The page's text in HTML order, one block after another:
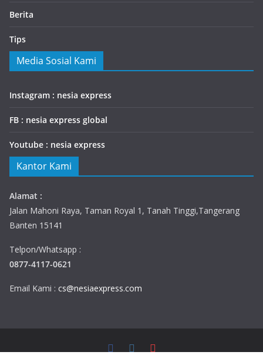
Berita
Tips
Media Sosial Kami
Instagram : nesia express
FB : nesia express global
Youtube : nesia express
Kantor Kami
Alamat :
Jalan Mahoni Raya, Taman Royal 1, Tanah Tinggi,Tangerang
Banten 15141
Telpon/Whatsapp :
0877-4117-0621
Email Kami : cs@nesiaexpress.com